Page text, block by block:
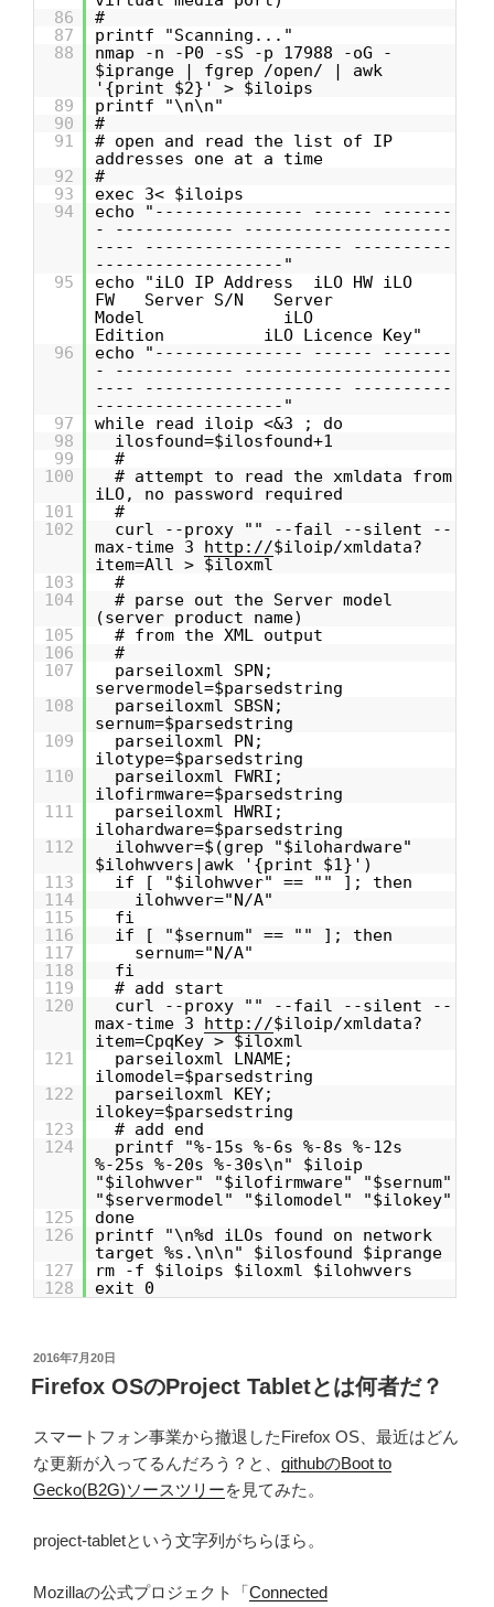
86
#
87
printf "Scanning..."
88
nmap -n -P0 -sS -p 17988 -oG -
$iprange | fgrep /open/ | awk
'{print $2}' > $iloips
89
printf "\n\n"
90
#
91
# open and read the list of IP
addresses one at a time
92
#
93
exec 3< $iloips
94
echo "--------------- ------ -------
- ------------ ---------------------
---- -------------------- ----------
-------------------"
95
echo "iLO IP Address iLO HW iLO
FW Server S/N Server
Model iLO
Edition iLO Licence Key"
96
echo "--------------- ------ -------
- ------------ ---------------------
---- -------------------- ----------
-------------------"
97
while read iloip <&3 ; do
98
ilosfound=$ilosfound+1
99
#
100
# attempt to read the xmldata from
iLO, no password required
101
#
102
curl --proxy "" --fail --silent --
max-time 3 http://$iloip/xmldata?
item=All > $iloxml
103
#
104
# parse out the Server model
(server product name)
105
# from the XML output
106
#
107
parseiloxml SPN;
servermodel=$parsedstring
108
parseiloxml SBSN;
sernum=$parsedstring
109
parseiloxml PN;
ilotype=$parsedstring
110
parseiloxml FWRI;
ilofirmware=$parsedstring
111
parseiloxml HWRI;
ilohardware=$parsedstring
112
ilohwver=$(grep "$ilohardware"
$ilohwvers|awk '{print $1}')
113
if [ "$ilohwver" == "" ]; then
114
ilohwver="N/A"
115
fi
116
if [ "$sernum" == "" ]; then
117
sernum="N/A"
118
fi
119
# add start
120
curl --proxy "" --fail --silent --
max-time 3 http://$iloip/xmldata?
item=CpqKey > $iloxml
121
parseiloxml LNAME;
ilomodel=$parsedstring
122
parseiloxml KEY;
ilokey=$parsedstring
123
# add end
124
printf "%-15s %-6s %-8s %-12s
%-25s %-20s %-30s\n" $iloip
"$ilohwver" "$ilofirmware" "$sernum"
"$servermodel" "$ilomodel" "$ilokey"
125
done
126
printf "\n%d iLOs found on network
target %s.\n\n" $ilosfound $iprange
127
rm -f $iloips $iloxml $ilohwvers
128
exit 0
投
稿
日:
2016年7月20日
Firefox OSのProject Tabletとは何者だ？
スマートフォン事業から撤退したFirefox OS、最近はどん
な更新が入ってるんだろう？と、 githubのBoot to
Gecko(B2G)ソースツリーを見てみた。
project-tabletという文字列がちらほら。
Mozillaの公式プロジェクト「Connected